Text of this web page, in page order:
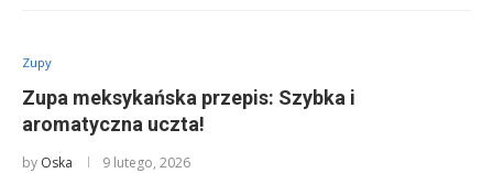
Zupy
Zupa meksykańska przepis: Szybka i
aromatyczna uczta!
by Oska 9 lutego, 2026